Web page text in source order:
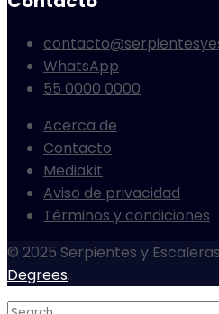
WhatsApp
55 0000 0000
Acerca de
Contacto
Mediakit
Aviso de privacidad
Términos y condiciones
© 2025 Serpientes y
Degrees.